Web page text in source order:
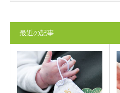
最近の記事